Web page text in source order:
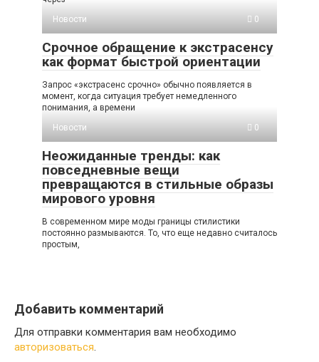
Новости
0
Срочное обращение к экстрасенсу
как формат быстрой ориентации
Запрос «экстрасенс срочно» обычно появляется в
момент, когда ситуация требует немедленного
понимания, а времени
Новости
0
Неожиданные тренды: как
повседневные вещи
превращаются в стильные образы
мирового уровня
В современном мире моды границы стилистики
постоянно размываются. То, что еще недавно считалось
простым,
Добавить комментарий
Для отправки комментария вам необходимо
авторизоваться.